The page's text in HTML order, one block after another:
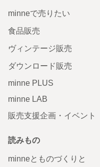
minneで売りたい
食品販売
ヴィンテージ販売
ダウンロード販売
minne PLUS
minne LAB
販売支援企画・イベント
読みもの
minneとものづくりと